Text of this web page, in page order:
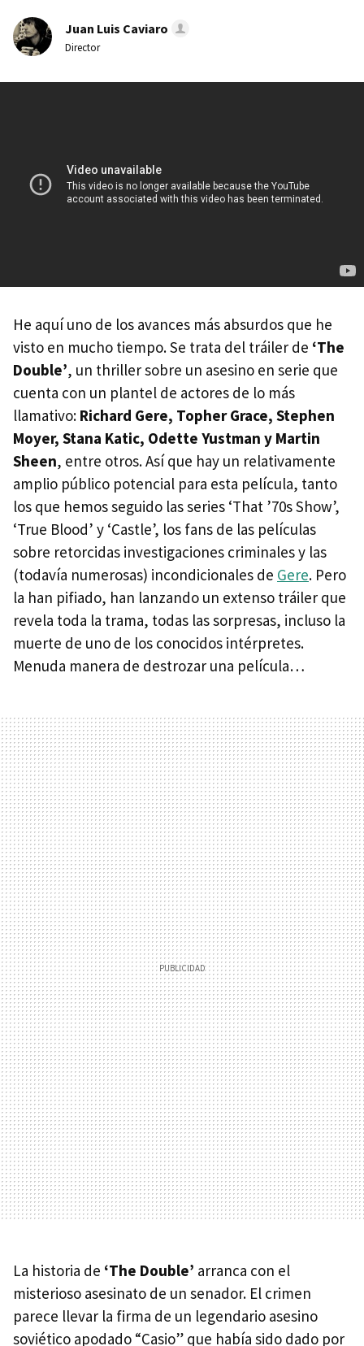
Juan Luis Caviaro
Director
He aquí uno de los avances más absurdos que he
visto en mucho tiempo. Se trata del tráiler de ‘The
Double’, un thriller sobre un asesino en serie que
cuenta con un plantel de actores de lo más
llamativo: Richard Gere, Topher Grace, Stephen
Moyer, Stana Katic, Odette Yustman y Martin
Sheen, entre otros. Así que hay un relativamente
amplio público potencial para esta película, tanto
los que hemos seguido las series ‘That ’70s Show’,
‘True Blood’ y ‘Castle’, los fans de las películas
sobre retorcidas investigaciones criminales y las
(todavía numerosas) incondicionales de Gere. Pero
la han pifiado, han lanzando un extenso tráiler que
revela toda la trama, todas las sorpresas, incluso la
muerte de uno de los conocidos intérpretes.
Menuda manera de destrozar una película…
La historia de ‘The Double’ arranca con el
misterioso asesinato de un senador. El crimen
parece llevar la firma de un legendario asesino
soviético apodado “Casio” que había sido dado por